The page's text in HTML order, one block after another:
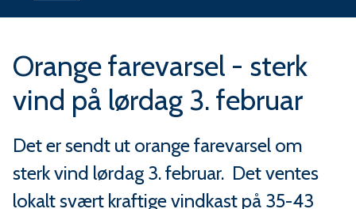
k
o
m
m
her:
Orange farevarsel - sterk
vind på lørdag 3. februar
Det er sendt ut orange farevarsel om
sterk vind lørdag 3. februar. Det ventes
lokalt svært kraftige vindkast på 35-43